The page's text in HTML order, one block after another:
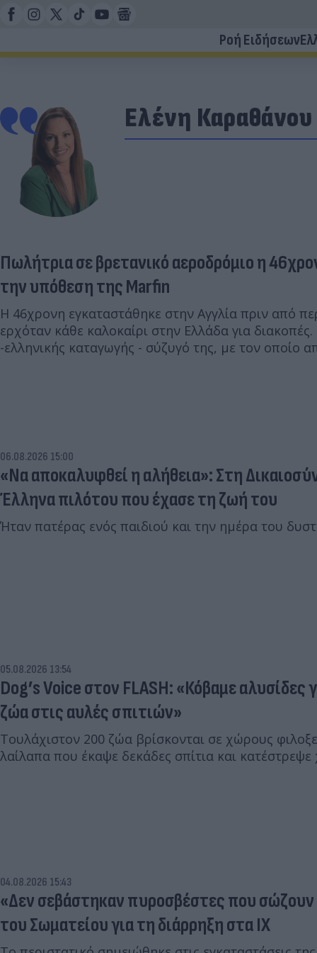
Ροή Ειδήσεων
Ελένη Καραθάνου
Πωλήτρια σε βρετανικό αεροδρόμιο η
την υπόθεση της Marfin
Η 46χρονη εγκαταστάθηκε στην Αγγλία πριν από
ερχόταν κάθε καλοκαίρι στην Ελλάδα για
-ελληνικής καταγωγής - σύζυγό της, με τον οποίο
06.08.2026 15:00
«Να αποκαλυφθεί η αλήθεια»: Στη
Έλληνα πιλότου που έχασε τη ζωή του
Ήταν πατέρας ενός παιδιού και την ημέρα του
05.08.2026 13:54
Dog’s Voice στον FLASH: «Κόβαμε αλυσίδες
ζώα στις αυλές σπιτιών»
Τουλάχιστον 200 ζώα βρίσκονται σε χώρους
λαίλαπα που έκαψε δεκάδες σπίτια και κατέστρεψε
04.08.2026 15:43
«Δεν σεβάστηκαν πυροσβέστες που σώζουν
του Σωματείου για τη διάρρηξη στα ΙΧ